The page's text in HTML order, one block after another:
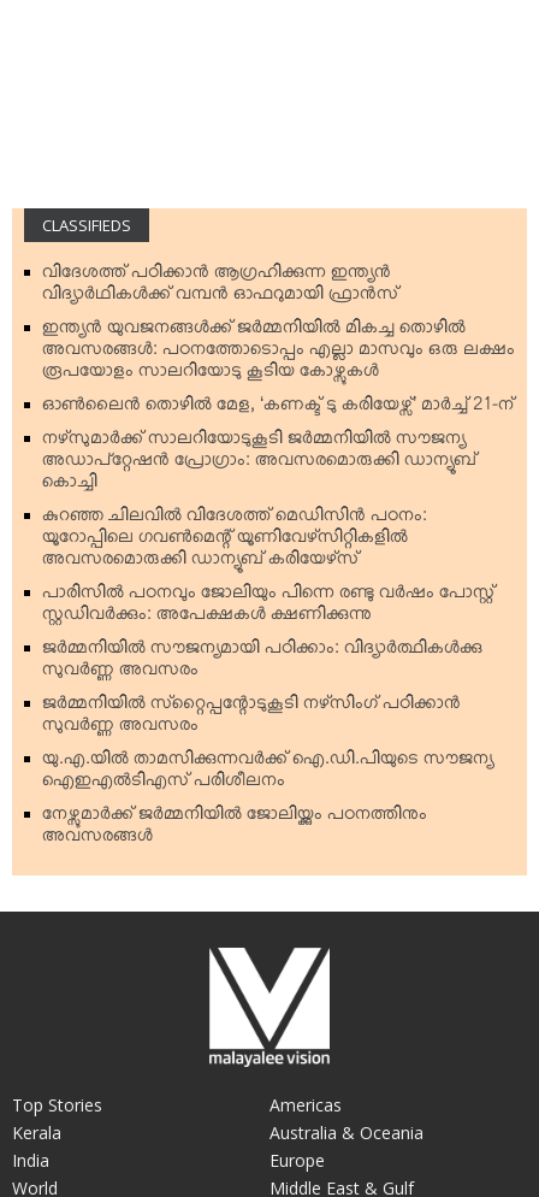
CLASSIFIEDS
വിദേശത്ത് പഠിക്കാന്‍ ആഗ്രഹിക്കുന്ന ഇന്ത്യന്‍
വിദ്യാര്‍ഥികള്‍ക്ക് വമ്പന്‍ ഓഫറുമായി ഫ്രാന്‍സ്
ഇന്ത്യന്‍ യുവജനങ്ങള്‍ക്ക് ജര്‍മ്മനിയില്‍ മികച്ച തൊഴില്‍
അവസരങ്ങള്‍: പഠനത്തോടൊപ്പം എല്ലാ മാസവും ഒരു ലക്ഷം
രൂപയോളം സാലറിയോടു കൂടിയ കോഴ്സുകള്‍
ഓണ്‍ലൈന്‍ തൊഴില്‍ മേള, ‘കണക്ട് ടു കരിയേഴ്സ്’ മാര്‍ച്ച് 21-ന്
നഴ്‌സുമാര്‍ക്ക് സാലറിയോടുകൂടി ജര്‍മ്മനിയില്‍ സൗജന്യ
അഡാപ്റ്റേഷന്‍ പ്രോഗ്രാം: അവസരമൊരുക്കി ഡാന്യൂബ്
കൊച്ചി
കുറഞ്ഞ ചിലവില്‍ വിദേശത്ത് മെഡിസിന്‍ പഠനം:
യൂറോപ്പിലെ ഗവണ്‍മെന്റ് യൂണിവേഴ്‌സിറ്റികളില്‍
അവസരമൊരുക്കി ഡാന്യൂബ് കരിയേഴ്‌സ്
പാരിസില്‍ പഠനവും ജോലിയും പിന്നെ രണ്ടു വര്‍ഷം പോസ്റ്റ്
സ്റ്റഡിവര്‍ക്കും: അപേക്ഷകള്‍ ക്ഷണിക്കുന്നു
ജര്‍മ്മനിയില്‍ സൗജന്യമായി പഠിക്കാം: വിദ്യാര്‍ത്ഥികള്‍ക്കു
സുവര്‍ണ്ണ അവസരം
ജര്‍മ്മനിയില്‍ സ്‌റ്റൈപ്പന്റോടുകൂടി നഴ്‌സിംഗ് പഠിക്കാന്‍
സുവര്‍ണ്ണ അവസരം
യു.എ.യില്‍ താമസിക്കുന്നവര്‍ക്ക് ഐ.ഡി.പിയുടെ സൗജന്യ
ഐഇഎല്‍ടിഎസ് പരിശീലനം
നേഴ്സുമാര്‍ക്ക് ജര്‍മ്മനിയില്‍ ജോലിയ്ക്കും പഠനത്തിനും
അവസരങ്ങള്‍
Top Stories
Kerala
India
World
Americas
Australia & Oceania
Europe
Middle East & Gulf